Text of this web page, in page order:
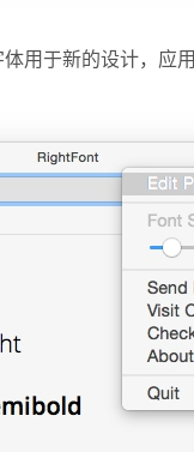
用于新的设计，应